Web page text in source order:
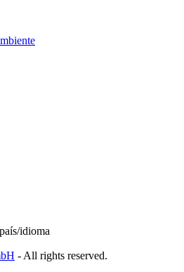
idioma
- All rights reserved.